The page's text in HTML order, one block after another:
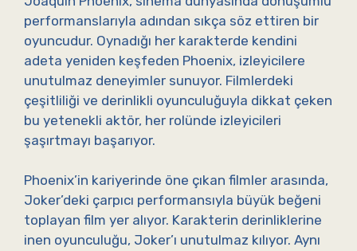
performanslarıyla adından sıkça söz ettiren bir
oyuncudur. Oynadığı her karakterde kendini
adeta yeniden keşfeden Phoenix, izleyicilere
unutulmaz deneyimler sunuyor. Filmlerdeki
çeşitliliği ve derinlikli oyunculuğuyla dikkat çeken
bu yetenekli aktör, her rolünde izleyicileri
şaşırtmayı başarıyor.
Phoenix’in kariyerinde öne çıkan filmler arasında,
Joker’deki çarpıcı performansıyla büyük beğeni
toplayan film yer alıyor. Karakterin derinliklerine
inen oyunculuğu, Joker’ı unutulmaz kılıyor. Aynı